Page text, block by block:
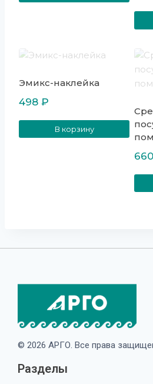
Эмикс-наклейка
498 ₽
В корзину
660
© 2026 АРГО. Все права
Разделы